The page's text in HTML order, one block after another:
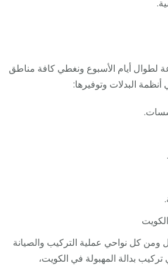
مدار 24 ساعة لطوال أيام الأسبوع ونغطي كافة مناطق
البدلات وتوفيرها:
الكويت
ومن كل نواحي عملية التركيب والصيانة
بدالة المهبولة في الكويت،